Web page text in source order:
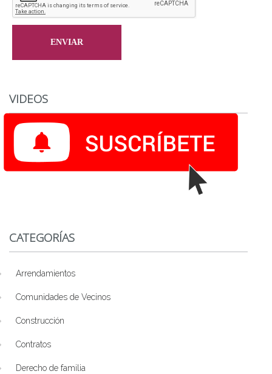
VIDEOS
CATEGORÍAS
Arrendamientos
Comunidades de Vecinos
Construcción
Contratos
Derecho de familia